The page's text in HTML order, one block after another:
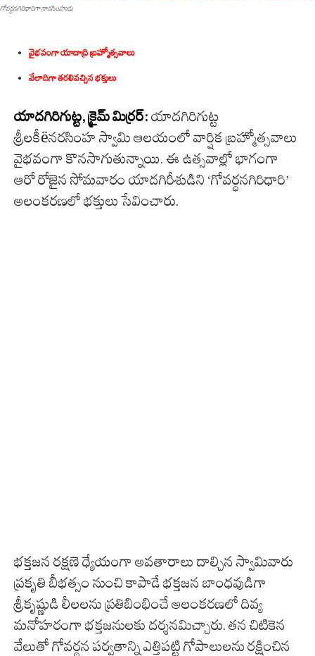
గోవర్ధనగిరిధారిగా నారసింహుడు
వైభవంగా యాదాద్రి బ్రహ్మోత్సవాలు
వేలాదిగా త‌ర‌లివ‌చ్చిన భక్తులు
యాదగిరిగుట్ట, క్రైమ్ మిర్ర‌ర్: యాదగిరిగుట్ట
శ్రీలకీëనరసింహ స్వామి ఆలయంలో వార్షిక బ్రహ్మోత్సవాలు
వైభవంగా కొనసాగుతున్నాయి. ఈ ఉత్సవాల్లో భాగంగా
ఆరో రోజైన సోమవారం యాదగిరీశుడిని ‘గోవర్ధనగిరిధారి’
అలంకరణలో భక్తులు సేవించారు.
భక్తజన రక్షణె ధ్యేయంగా అవతారాలు దాల్చిన స్వామివారు
ప్రకృతి బీభత్సం నుంచి కాపాడే భక్తజన బాంధవుడిగా
శ్రీకృష్ణుడి లీలలను ప్రతిబింభించే అలంకరణలో దివ్య
మనోహరంగా భక్తజనులకు దర్శనమిచ్చారు. తన చిటికెన
వేలుతో గోవర్థన పర్వతాన్ని ఎత్తిపట్టి గోపాలులను రక్షించిన